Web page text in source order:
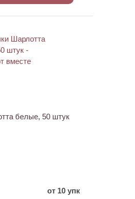
белые, 50 штук
от 10 упк